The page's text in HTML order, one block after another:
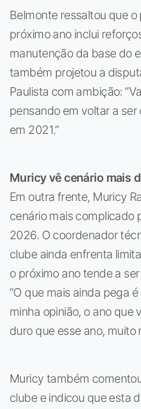
Belmonte ressaltou que
próximo ano inclui
manutenção da base do
também projetou a
Paulista com ambição:
pensando em voltar a
em 2021.”
Muricy vê cenário mais
Em outra frente, Muricy
cenário mais complicado
2026. O coordenador
clube ainda enfrenta
o próximo ano tende a
“O que mais ainda pega
minha opinião, o ano que
duro que esse ano, muito
Muricy também
clube e indicou que esta